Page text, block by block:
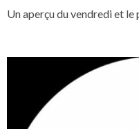
Un aperçu du vendredi et